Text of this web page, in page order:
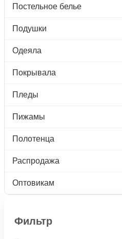
Постельное белье
Подушки
Одеяла
Покрывала
Пледы
Пижамы
Полотенца
Распродажа
Оптовикам
Фильтр